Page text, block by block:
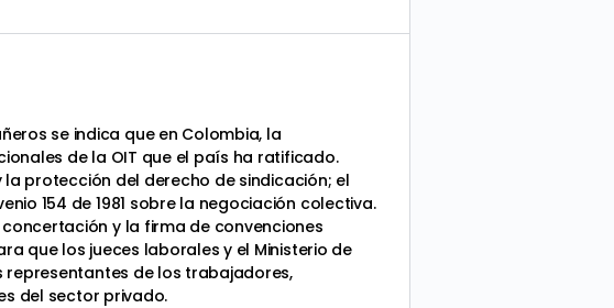
se indica que en Colombia, la
de la OIT que el país ha ratificado.
la protección del derecho de sindicación; el
154 de 1981 sobre la negociación colectiva.
y la firma de convenciones
que los jueces laborales y el Ministerio de
de los trabajadores,
del sector privado.